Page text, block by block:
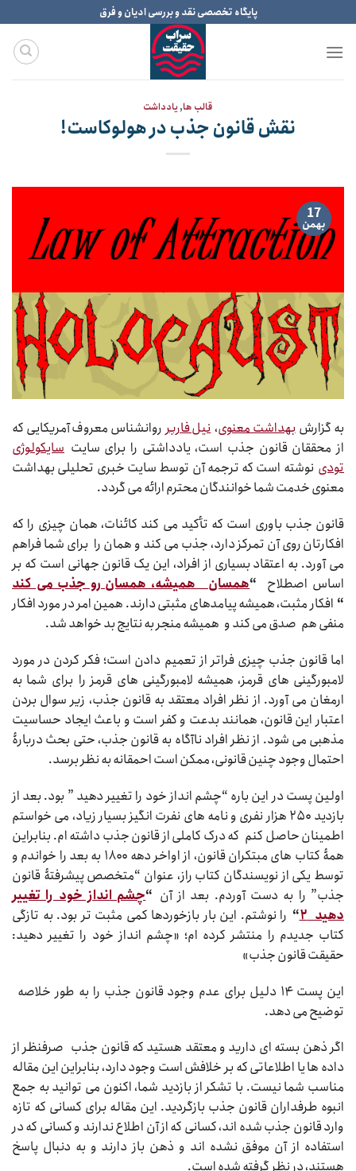
to
content
پایگاه تخصصی نقد و بررسی ادیان و فرق
قالب ها,یادداشت
نقش قانون جذب در هولوکاست!
17
بهمن
به گزارشبهداشت معنوی،نیل فاربرروانشناس معروف آمریکایی که
از محققان قانون جذب است، یادداشتی را برای سایت سایکولوژی
تودی نوشته است که ترجمه آن توسط سایت خبری تحلیلی بهداشت
معنوی خدمت شما خوانندگان محترم ارائه می گردد.
قانون جذب باوری است که تأکید می کند کائنات، همان چیزی را که
افکارتان روی آن تمرکز دارد، جذب می کند و همان را برای شما فراهم
می آورد. به اعتقاد بسیاری از افراد، این یک قانون جهانی است که بر
اساس اصطلاح “همسان همیشه، همسان رو جذب می کند
“ افکار مثبت، همیشه پیامدهای مثبتی دارند. همین امر در مورد افکار
منفی هم صدق می کند و همیشه منجر به نتایج بد خواهد شد.
اما قانون جذب چیزی فراتر از تعمیم دادن است؛ فکر کردن در مورد
لامبورگینی های قرمز، همیشه لامبورگینی های قرمز را برای شما به
ارمغان می آورد. از نظر افراد معتقد به قانون جذب، زیر سوال بردن
اعتبار این قانون، همانند بدعت و کفر است و باعث ایجاد حساسیت
مذهبی می شود. از نظر افراد ناآگاه به قانون جذب، حتی بحث دربارۀ
احتمال وجود چنین قانونی، ممکن است احمقانه به نظر برسد.
اولین پست در این باره “چشم انداز خود را تغییر دهید ” بود. بعد از
بازدید ۲۵۰ هزار نفری و نامه های نفرت انگیز بسیار زیاد، می خواستم
اطمینان حاصل کنم که درک کاملی از قانون جذب داشته ام. بنابراین
همۀ کتاب های مبتکران قانون، از اواخر دهه ۱۸۰۰ به بعد را خواندم و
توسط یکی از نویسندگان کتاب راز، عنوان “متخصص پیشرفتۀ قانون
جذب” را به دست آوردم. بعد از آن “چشم انداز خود را تغییر
دهید ۲ “ را نوشتم. این بار بازخوردها کمی مثبت تر بود. به تازگی
کتاب جدیدم را منتشر کرده ام؛ «چشم انداز خود را تغییر دهید:
حقیقت قانون جذب»
این پست ۱۴ دلیل برای عدم وجود قانون جذب را به طور خلاصه
توضیح می دهد.
اگر ذهن بسته ای دارید و معتقد هستید که قانون جذب صرفنظر از
داده ها یا اطلاعاتی که بر خلافش است وجود دارد، بنابراین این مقاله
مناسب شما نیست. با تشکر از بازدید شما، اکنون می توانید به جمع
انبوه طرفداران قانون جذب بازگردید. این مقاله برای کسانی که تازه
وارد قانون جذب شده اند، کسانی که از آن اطلاع ندارند و کسانی که در
استفاده از آن موفق نشده اند و ذهن باز دارند و به دنبال پاسخ
هستند، در نظر گرفته شده است.